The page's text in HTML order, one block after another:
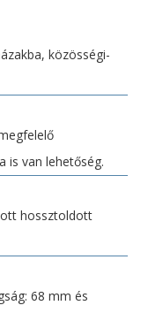
közösségi-
is van lehetőség.
hossztoldott
68 mm és